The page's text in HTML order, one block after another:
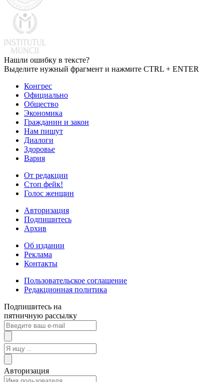
Нашли ошибку в тексте?
Выделите нужный фрагмент и нажмите CTRL + ENTER
Конгрес
Официально
Общество
Экономика
Гражданин и закон
Нам пишут
Диалоги
Здоровье
Вария
От редакции
Стоп фейк!
Голос женщин
Авторизация
Подпишитесь
Архив
Об издании
Реклама
Контакты
Пользовательское соглашение
Редакционная политика
Подпишитесь на
пятничную рассылку
Авторизация